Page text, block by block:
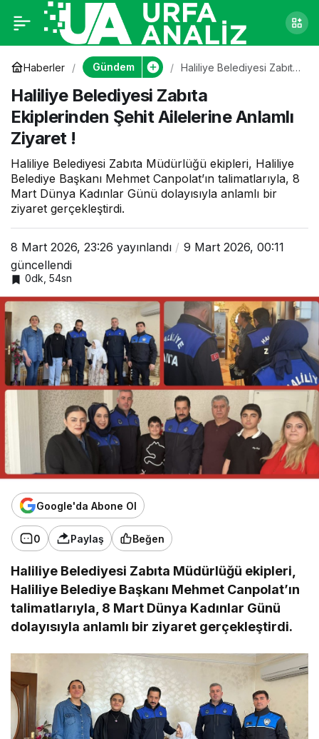
Haberler Gündem
Haliliye Belediyesi Zabıta
Ailelerine Anlamlı Ziyaret !
Haliliye Belediyesi Zabıta
Ekiplerinden Şehit Ailelerine Anlamlı
Ziyaret !
Haliliye Belediyesi Zabıta Müdürlüğü ekipleri, Haliliye
Belediye Başkanı Mehmet Canpolat’ın talimatlarıyla, 8
Mart Dünya Kadınlar Günü dolayısıyla anlamlı bir
ziyaret gerçekleştirdi.
8 Mart 2026, 23:26 yayınlandı
9 Mart 2026, 00:11
güncellendi
0dk, 54sn
Google'da Abone Ol
0 Paylaş Beğen
Haliliye Belediyesi Zabıta Müdürlüğü ekipleri,
Haliliye Belediye Başkanı Mehmet Canpolat’ın
talimatlarıyla, 8 Mart Dünya Kadınlar Günü
dolayısıyla anlamlı bir ziyaret gerçekleştirdi.
Haliliye Belediyesi
Zabıta Ekiplerinden
Şehit Ailelerine
Anlamlı Ziyaret !
0